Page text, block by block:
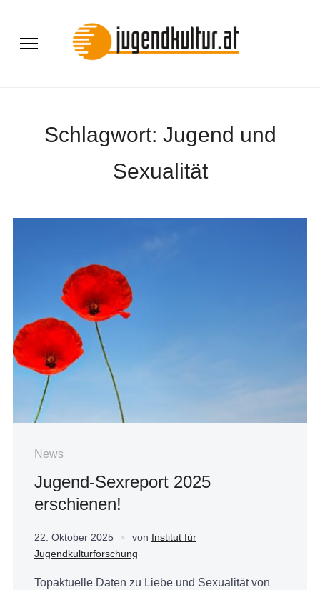
Schlagwort: Jugend und
Sexualität
News
Jugend-Sexreport 2025
erschienen!
22. Oktober 2025 von Institut für
Jugendkulturforschung
Topaktuelle Daten zu Liebe und Sexualität von